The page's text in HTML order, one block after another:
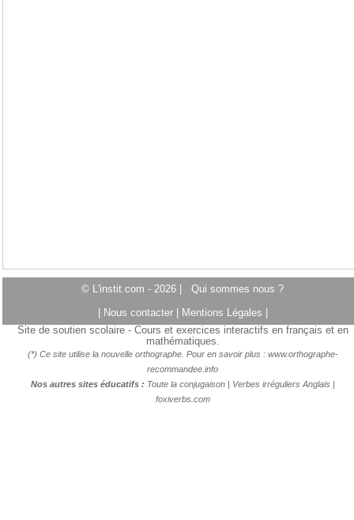
© L'instit.com - 2026 | Qui sommes nous ?
Nous contacter Mentions Légales
Site de soutien scolaire - Cours et exercices interactifs en français et en
mathématiques.
(*) Ce site utilise la nouvelle orthographe. Pour en savoir plus : www.orthographe-
recommandee.info
Nos autres sites éducatifs : Toute la conjugaison| Verbes irréguliers Anglais
foxiverbs.com